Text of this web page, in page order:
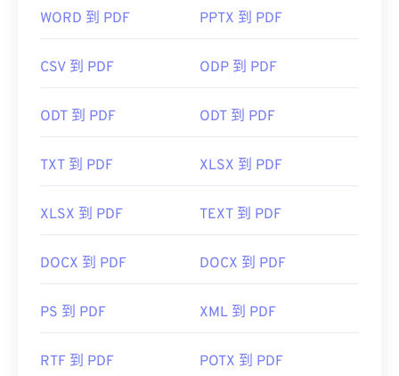
首次发布：1993年6月15日
https://en.wikipedia.org/wiki/
adobe/about-adobe-pdf.html
WORD 到 PDF PPTX 到 PDF
CSV 到 PDF ODP 到 PDF
ODT 到 PDF ODT 到 PDF
TXT 到 PDF XLSX 到 PDF
XLSX 到 PDF TEXT 到 PDF
DOCX 到 PDF DOCX 到 PDF
PS 到 PDF XML 到 PDF
RTF 到 PDF POTX 到 PDF